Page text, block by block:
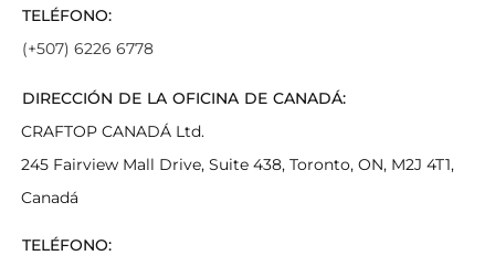
TELÉFONO:
(+507) 6226 6778
DIRECCIÓN DE LA OFICINA DE CANADÁ:
CRAFTOP CANADÁ Ltd.
245 Fairview Mall Drive, Suite 438, Toronto, ON, M2J 4T1,
Canadá
TELÉFONO: